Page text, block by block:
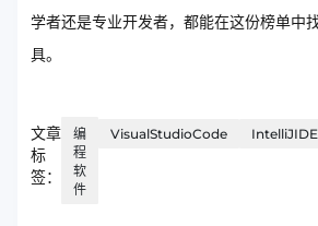
学者还是专业开发者，都能在这份榜单中
具。
文章
标
签：
编
程
软
件
VisualStudioCode